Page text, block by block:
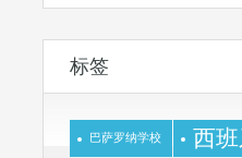
标签
巴萨罗纳学校 西